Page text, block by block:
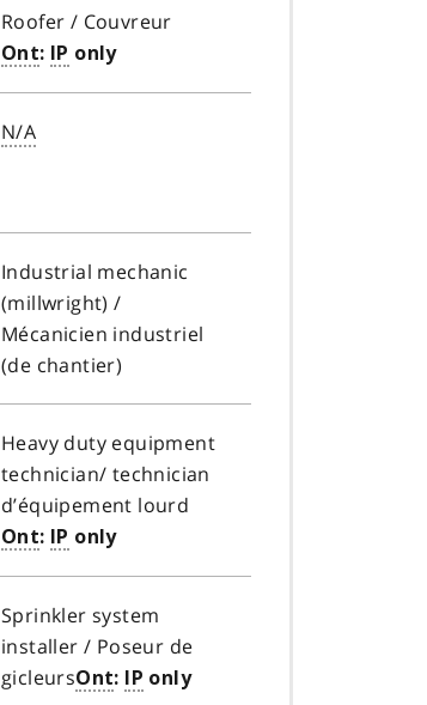
Roofer / Couvreur
Ont: IP only
N/A
Industrial mechanic
(millwright) /
Mécanicien industriel
(de chantier)
Heavy duty equipment
technician/ technician
d’équipement lourd
Ont: IP only
Sprinkler system
installer / Poseur de
gicleursOnt: IP only